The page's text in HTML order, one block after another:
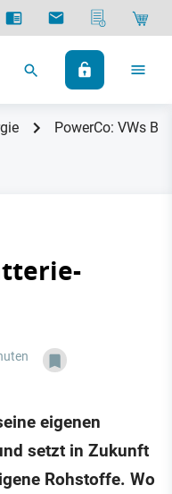
PowerCo: VWs
eigenen
setzt in Zukunft
Rohstoffe. Wo